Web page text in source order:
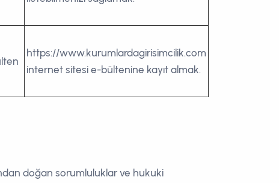
https://www.kurumlardagirisimcilik.com
internet sitesi e-bültenine kayıt almak.
doğan sorumluluklar ve hukuki